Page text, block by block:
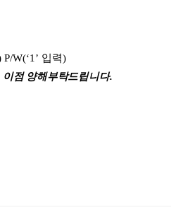
P/W(‘1’ 입력)
점 양해부탁드립니다.